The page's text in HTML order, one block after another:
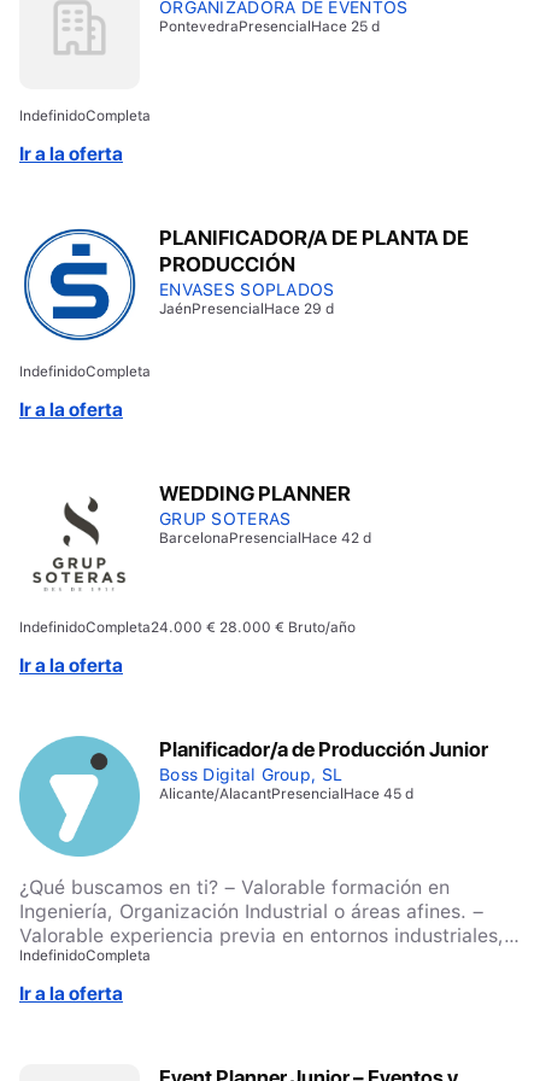
ORGANIZADORA DE EVENTOS
PontevedraPresencialHace 25 d
IndefinidoCompleta
Ir a la oferta
PLANIFICADOR/A DE PLANTA DE
PRODUCCIÓN
ENVASES SOPLADOS
JaénPresencialHace 29 d
IndefinidoCompleta
Ir a la oferta
WEDDING PLANNER
GRUP SOTERAS
BarcelonaPresencialHace 42 d
IndefinidoCompleta24.000 € 28.000 € Bruto/año
Ir a la oferta
Planificador/a de Producción Junior
Boss Digital Group, SL
Alicante/AlacantPresencialHace 45 d
¿Qué buscamos en ti? – Valorable formación en
Ingeniería, Organización Industrial o áreas afines. –
Valorable experiencia previa en entornos industriales,
planificación, operaciones o logística, incluyendo
prácticas profesionales. – Capacidad para trabajar con
información, prioridades y múltiples variables de forma
IndefinidoCompleta
Ir a la oferta